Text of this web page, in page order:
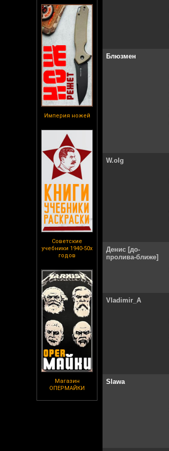
Империя ножей
Советские
учебники 1940-50х
годов
Магазин
ОПЕРМАЙКИ
Блюзмен
W.olg
Денис [до-
пролива-ближе]
Vladimir_A
Slawa